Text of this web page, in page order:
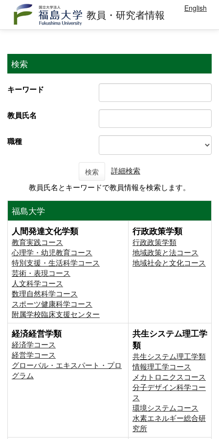
教員・研究者情報 English
検索
キーワード
教員氏名
職種
検索
詳細検索
教員氏名とキーワードで教員情報を検索します。
福島大学
人間発達文化学類
教育実践コース
心理学・幼児教育コース
特別支援・生活科学コース
芸術・表現コース
人文科学コース
数理自然科学コース
スポーツ健康科学コース
附属学校臨床支援センター
行政政策学類
行政政策学類
地域政策と法コース
地域社会と文化コース
経済経営学類
経済学コース
経営学コース
グローバル・エキスパート・プロ
グラム
共生システム理工学
類
共生システム理工学類
情報理工学コース
メカトロニクスコース
分子デザイン科学コー
ス
環境システムコース
⽔素エネルギー総合研
究所